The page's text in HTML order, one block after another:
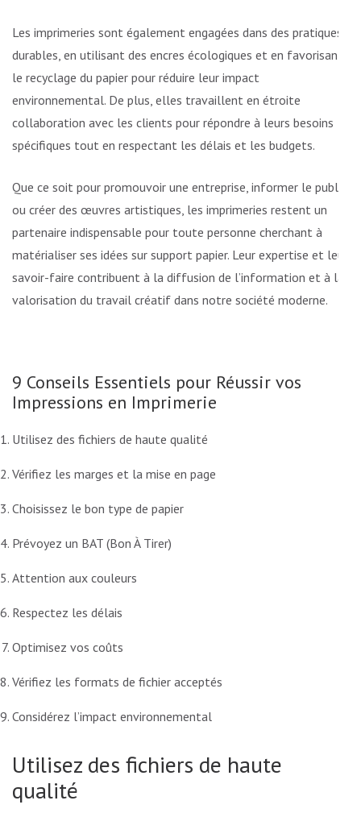
Les imprimeries sont également engagées dans des pratiques
durables, en utilisant des encres écologiques et en favorisant
le recyclage du papier pour réduire leur impact
environnemental. De plus, elles travaillent en étroite
collaboration avec les clients pour répondre à leurs besoins
spécifiques tout en respectant les délais et les budgets.
Que ce soit pour promouvoir une entreprise, informer le public
ou créer des œuvres artistiques, les imprimeries restent un
partenaire indispensable pour toute personne cherchant à
matérialiser ses idées sur support papier. Leur expertise et leur
savoir-faire contribuent à la diffusion de l’information et à la
valorisation du travail créatif dans notre société moderne.
9 Conseils Essentiels pour Réussir vos
Impressions en Imprimerie
Utilisez des fichiers de haute qualité
Vérifiez les marges et la mise en page
Choisissez le bon type de papier
Prévoyez un BAT (Bon À Tirer)
Attention aux couleurs
Respectez les délais
Optimisez vos coûts
Vérifiez les formats de fichier acceptés
Considérez l’impact environnemental
Utilisez des fichiers de haute
qualité